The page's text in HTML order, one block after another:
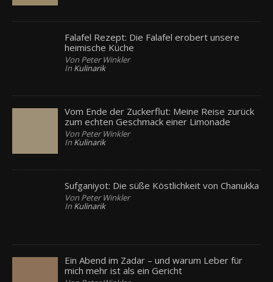
Falafel Rezept: Die Falafel erobert unsere
heimische Küche
Von Peter Winkler
In Kulinarik
Vom Ende der Zuckerflut: Meine Reise zurück
zum echten Geschmack einer Limonade
Von Peter Winkler
In Kulinarik
Sufganiyot: Die süße Köstlichkeit von Chanukka
Von Peter Winkler
In Kulinarik
Ein Abend im Zadar – und warum Leber für
mich mehr ist als ein Gericht